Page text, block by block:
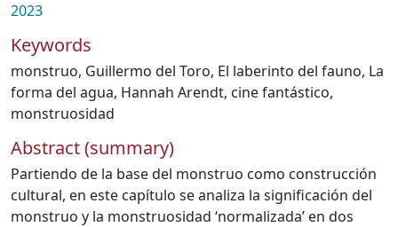
2023
Keywords
monstruo, Guillermo del Toro, El laberinto del fauno, La
forma del agua, Hannah Arendt, cine fantástico,
monstruosidad
Abstract (summary)
Partiendo de la base del monstruo como construcción
cultural, en este capítulo se analiza la significación del
monstruo y la monstruosidad ‘normalizada’ en dos